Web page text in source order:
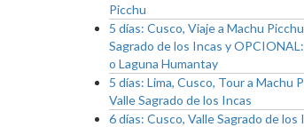
Picchu
5 días: Cusco, Viaje a Machu
Sagrado de los Incas y
o Laguna Humantay
5 días: Lima, Cusco, Tour a Machu
Valle Sagrado de los Incas
6 días: Cusco, Valle Sagrado de los